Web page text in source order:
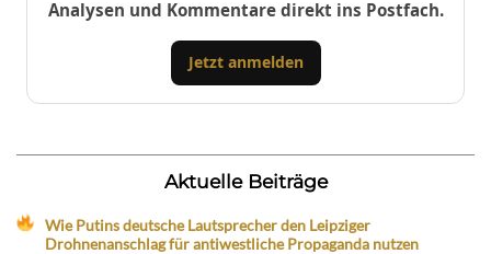
Analysen und Kommentare direkt ins Postfach.
Jetzt anmelden
Aktuelle Beiträge
Wie Putins deutsche Lautsprecher den Leipziger
Drohnenanschlag für antiwestliche Propaganda nutzen